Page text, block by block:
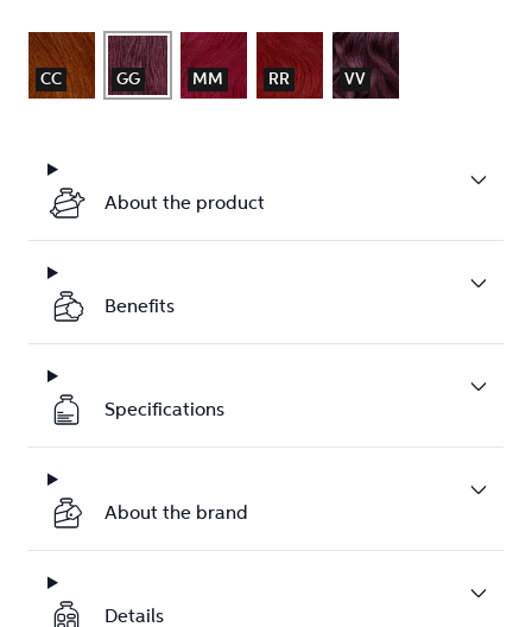
CC GG MM RR VV
About the product
Benefits
Specifications
About the brand
Details